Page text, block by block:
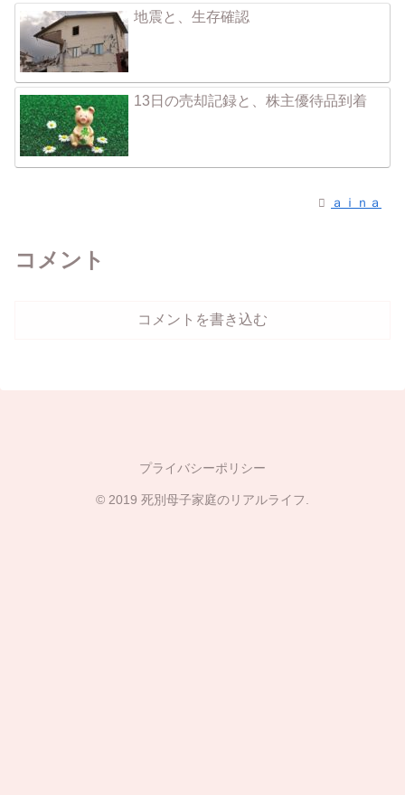
地震と、生存確認
13日の売却記録と、株主優待品到着
ａｉｎａ
コメント
コメントを書き込む
プライバシーポリシー
© 2019 死別母子家庭のリアルライフ.